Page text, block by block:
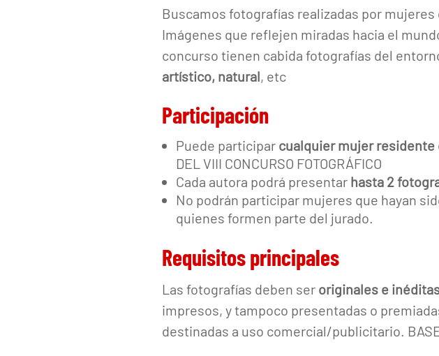
Buscamos fotografías realizadas por
Imágenes que reflejen miradas hacia el
concurso tienen cabida fotografías del
artístico, natural, etc
Participación
Puede participar cualquier mujer residente
DEL VIII CONCURSO FOTOGRÁFICO
Cada autora podrá presentar hasta 2
No podrán participar mujeres que hayan
quienes formen parte del jurado.
Requisitos principales
Las fotografías deben ser originales e
impresos, y tampoco presentadas o
destinadas a uso comercial/publicitario. BASES